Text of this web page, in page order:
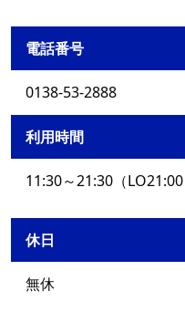
電話番号
0138-53-2888
利用時間
11:30～21:30（LO21:00
休日
無休